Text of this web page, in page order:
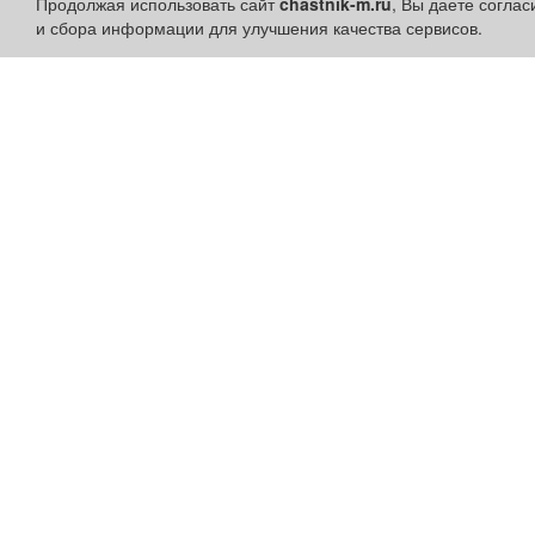
и сбора информации для улучшения качества сервисов.